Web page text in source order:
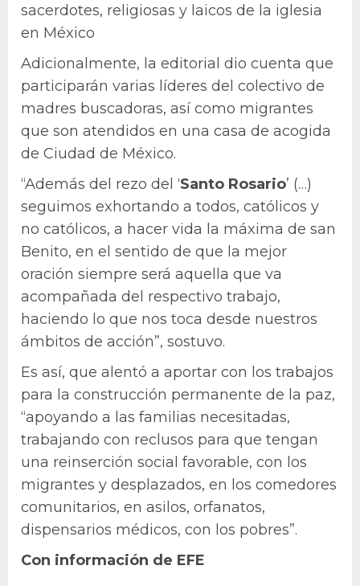
sacerdotes, religiosas y laicos de la iglesia
en México
Adicionalmente, la editorial dio cuenta que
participarán varias líderes del colectivo de
madres buscadoras, así como migrantes
que son atendidos en una casa de acogida
de Ciudad de México.
“Además del rezo del ‘Santo Rosario’ (…)
seguimos exhortando a todos, católicos y
no católicos, a hacer vida la máxima de san
Benito, en el sentido de que la mejor
oración siempre será aquella que va
acompañada del respectivo trabajo,
haciendo lo que nos toca desde nuestros
ámbitos de acción”, sostuvo.
Es así, que alentó a aportar con los trabajos
para la construcción permanente de la paz,
“apoyando a las familias necesitadas,
trabajando con reclusos para que tengan
una reinserción social favorable, con los
migrantes y desplazados, en los comedores
comunitarios, en asilos, orfanatos,
dispensarios médicos, con los pobres”.
Con información de EFE